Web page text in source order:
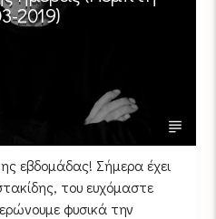
2019)
εβδομάδας! Σήμερα έχει
του ευχόμαστε
φυσικά την